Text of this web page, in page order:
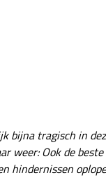
bijna tragisch in
weer: Ook de
hindernissen